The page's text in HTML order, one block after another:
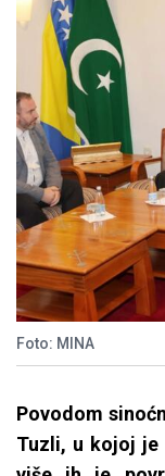
Foto: MINA
Povodom
Tuzli, u kojoj je